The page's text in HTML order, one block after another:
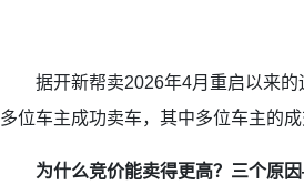
据开新帮卖2026年4月重启以来的
多位车主成功卖车，其中多位车主的
为什么竞价能卖得更高？三个原